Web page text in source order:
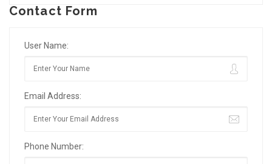
Contact Form
User Name:
Email Address:
Phone Number: